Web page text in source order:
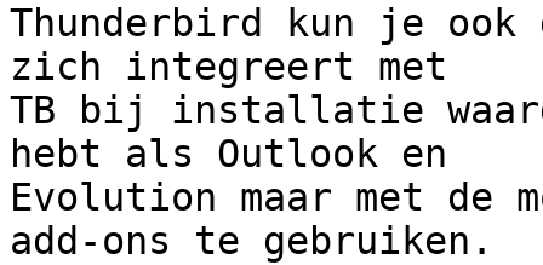
Thunderbird kun je ook
zich integreert met
TB bij installatie
hebt als Outlook en
Evolution maar met
add-ons te gebruiken.